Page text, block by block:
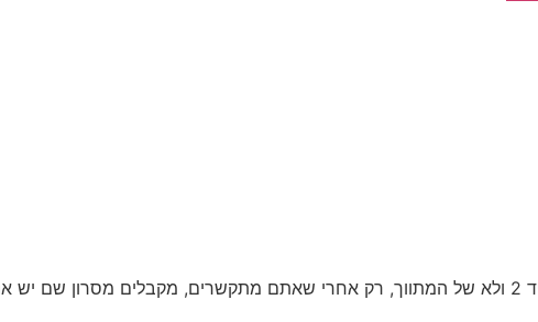
, במודעה ביד 2 של מתווכים, מוצג טלפון של יד 2 ולא של המתווך, רק אחרי שאתם מתקשרים,